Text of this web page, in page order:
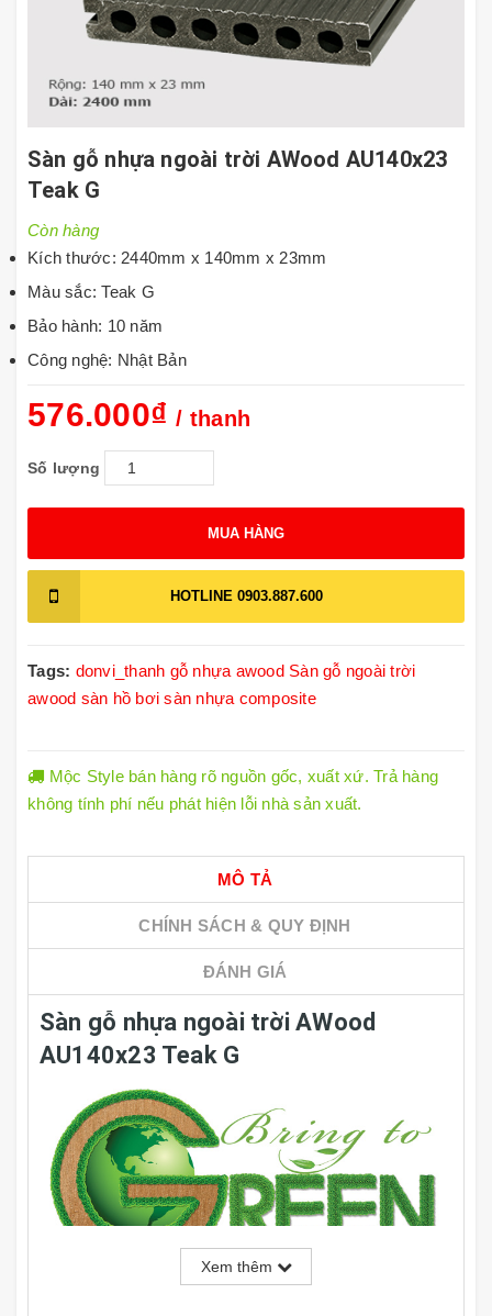
Sàn gỗ nhựa ngoài trời AWood AU140x23
Teak G
Còn hàng
Kích thước: 2440mm x 140mm x 23mm
Màu sắc: Teak G
Bảo hành: 10 năm
Công nghệ: Nhật Bản
576.000₫/ thanh
Số lượng
MUA HÀNG
HOTLINE 0903.887.600
Tags: donvi_thanh gỗ nhựa awood Sàn gỗ ngoài trời
awood sàn hồ bơi sàn nhựa composite
Mộc Style bán hàng rõ nguồn gốc, xuất xứ. Trả hàng
không tính phí nếu phát hiện lỗi nhà sản xuất.
MÔ TẢ
CHÍNH SÁCH & QUY ĐỊNH
ĐÁNH GIÁ
Sàn gỗ nhựa ngoài trời AWood
AU140x23 Teak G
Xem thêm